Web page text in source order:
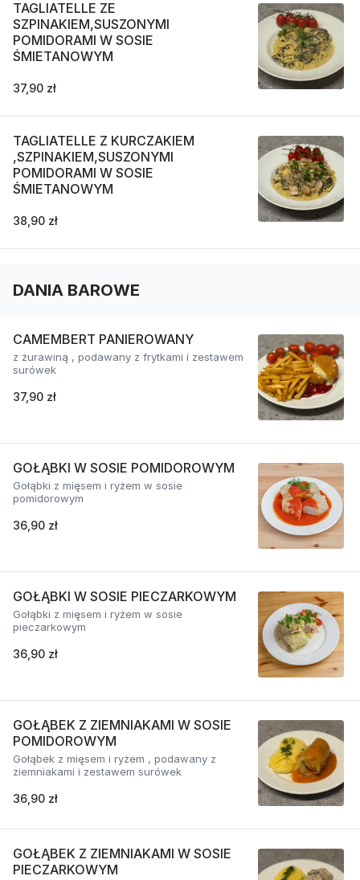
TAGLIATELLE ZE
SZPINAKIEM,SUSZONYMI
POMIDORAMI W SOSIE
ŚMIETANOWYM
37,90 zł
TAGLIATELLE Z KURCZAKIEM
,SZPINAKIEM,SUSZONYMI
POMIDORAMI W SOSIE
ŚMIETANOWYM
38,90 zł
DANIA BAROWE
CAMEMBERT PANIEROWANY
z żurawiną , podawany z frytkami i zestawem
surówek
37,90 zł
GOŁĄBKI W SOSIE POMIDOROWYM
Gołąbki z mięsem i ryżem w sosie
pomidorowym
36,90 zł
GOŁĄBKI W SOSIE PIECZARKOWYM
Gołąbki z mięsem i ryżem w sosie
pieczarkowym
36,90 zł
GOŁĄBEK Z ZIEMNIAKAMI W SOSIE
POMIDOROWYM
Gołąbek z mięsem i ryżem , podawany z
ziemniakami i zestawem surówek
36,90 zł
GOŁĄBEK Z ZIEMNIAKAMI W SOSIE
PIECZARKOWYM